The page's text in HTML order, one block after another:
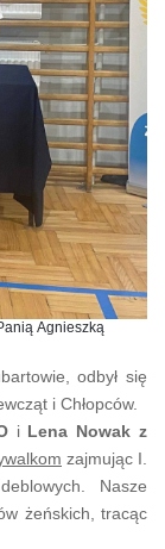
Agnieszką
odbył się
i Chłopców.
i
Lena Nowak z
zajmując I.
Nasze
żeńskich, tracąc